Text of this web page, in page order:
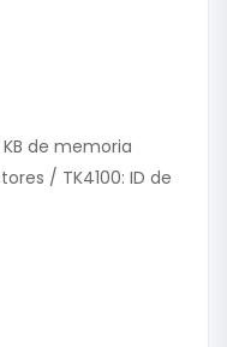
KB de memoria
/ TK4100: ID de